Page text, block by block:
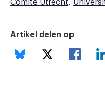
Comité Utrecht
Artikel delen op